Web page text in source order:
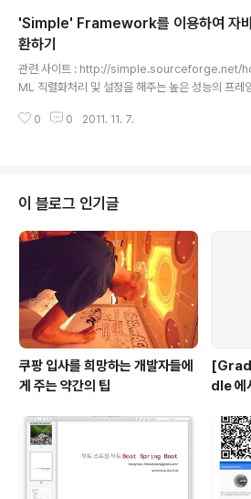
ache.openjpa.kernel.Broke..
'Simple' Framework를 이용하여 자
환하기
관련 사이트 : http://simple.sourceforge.net/
ML 직렬화처리 및 설정을 해주는 높은 성능의 프
t graph - It requires absolutely no
확인하기 바..
0 0 2011. 11. 7.
이 블로그 인기글
쿠팡 입사를 희망하는 개발자들에
게 주는 약간의 팁
dle 에